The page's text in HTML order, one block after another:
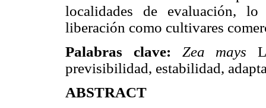
localidades de evaluación,
liberación como cultivares
Palabras clave: Zea mays
previsibilidad, estabilidad,
ABSTRACT